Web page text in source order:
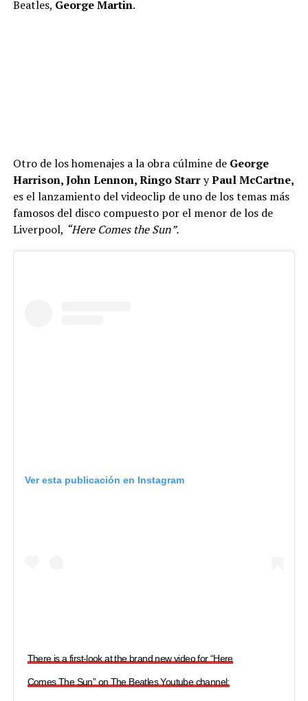
Beatles, George Martin.
Otro de los homenajes a la obra cúlmine de George
Harrison, John Lennon, Ringo StarryPaul McCartne,
es el lanzamiento del videoclip de uno de los temas más
famosos del disco compuesto por el menor de los de
Liverpool, “Here Comes the Sun”.
Ver esta publicación en Instagram
There is a first-look at the brand new video for “Here
Comes The Sun” on The Beatles Youtube channel: